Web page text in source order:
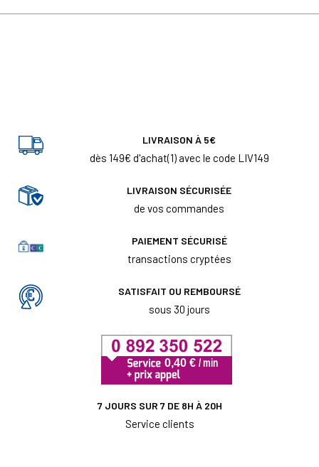
LIVRAISON À 5€
dès 149€ d'achat(1) avec le code LIV149
LIVRAISON SÉCURISÉE
de vos commandes
PAIEMENT SÉCURISÉ
transactions cryptées
SATISFAIT OU REMBOURSÉ
sous 30 jours
7 JOURS SUR 7 DE 8H À 20H
Service clients